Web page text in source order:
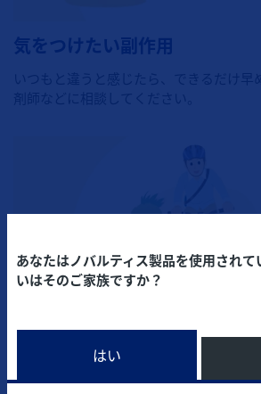
気をつけたい副作用
通院治療について
退院後の生活を続けていくためにとても
れずに病院へ行ってください。
あなたはノバルティス製品を使用されて
いはそのご家族ですか？
はい